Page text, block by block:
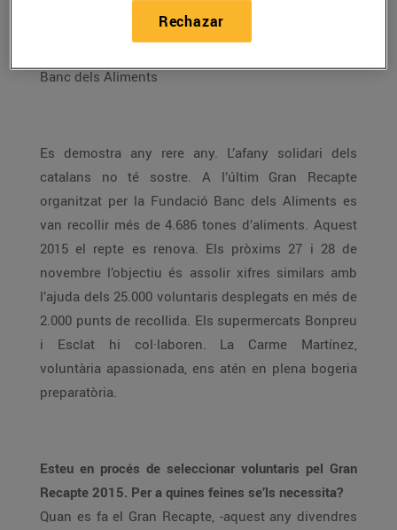
Banc dels Aliments
Es demostra any rere any. L’afany solidari dels
catalans no té sostre. A l’últim Gran Recapte
organitzat per la Fundació Banc dels Aliments es
van recollir més de 4.686 tones d’aliments. Aquest
2015 el repte es renova. Els pròxims 27 i 28 de
novembre l’objectiu és assolir xifres similars amb
l’ajuda dels 25.000 voluntaris desplegats en més de
2.000 punts de recollida. Els supermercats Bonpreu
i Esclat hi col·laboren. La Carme Martínez,
voluntària apassionada, ens atén en plena bogeria
preparatòria.
Esteu en procés de seleccionar voluntaris pel Gran
Recapte 2015. Per a quines feines se’ls necessita?
Quan es fa el Gran Recapte, -aquest any divendres
Rechazar